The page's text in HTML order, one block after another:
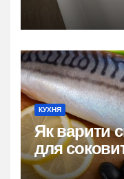
КУХНЯ
Як варити
для